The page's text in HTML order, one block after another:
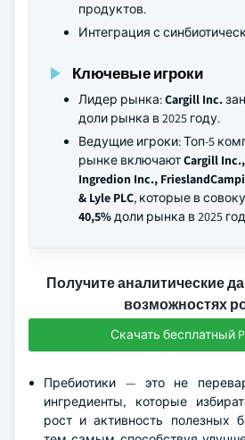
продуктов.
Интеграция с
Ключевые игроки
Лидер рынка:Cargill Inc.
доли рынка в 2025 году.
Ведущие игроки: Топ-5
рынке включаютCargill
Ingredion Inc.,
& Lyle PLC, которые в
40,5%доли рынка в 2025
Получите аналитические
возможностях
Скачать бесплатный
Пребиотики — это не
ингредиенты, которые
рост и активность полезных